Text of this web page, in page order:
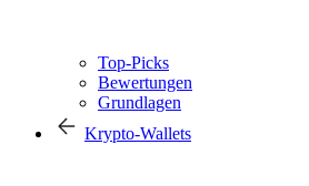
Top-Picks
Bewertungen
Grundlagen
Krypto-Wallets